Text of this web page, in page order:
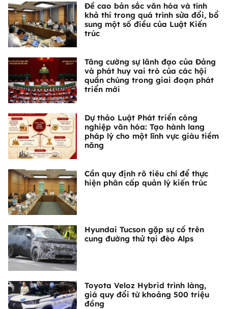
Đề cao bản sắc văn hóa và tính
khả thi trong quá trình sửa đổi, bổ
sung một số điều của Luật Kiến
trúc
Tăng cường sự lãnh đạo của Đảng
và phát huy vai trò của các hội
quần chúng trong giai đoạn phát
triển mới
Dự thảo Luật Phát triển công
nghiệp văn hóa: Tạo hành lang
pháp lý cho một lĩnh vực giàu tiềm
năng
Cần quy định rõ tiêu chí để thực
hiện phân cấp quản lý kiến trúc
Hyundai Tucson gặp sự cố trên
cung đường thử tại đèo Alps
Toyota Veloz Hybrid trình làng,
giá quy đổi từ khoảng 500 triệu
đồng